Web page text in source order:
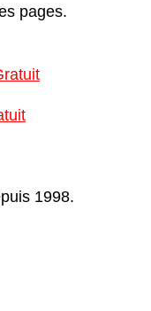
pages.
1998.